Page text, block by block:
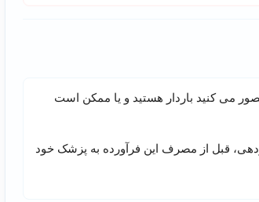
می کنید باردار هستید و یا ممکن است
قبل از مصرف این فرآورده به پزشک خود